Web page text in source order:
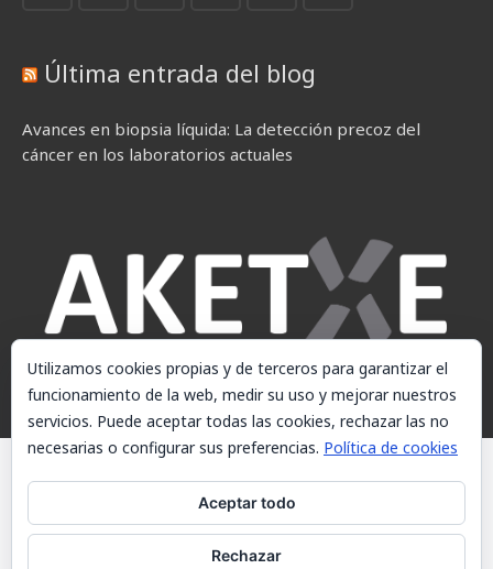
Última entrada del blog
Avances en biopsia líquida: La detección precoz del
cáncer en los laboratorios actuales
© AKETXE Consulting, S.L. - Este sitio web utiliza cookies, consulte
nuestra Política de cookies.
Utilizamos cookies propias y de terceros para garantizar el
funcionamiento de la web, medir su uso y mejorar nuestros
servicios. Puede aceptar todas las cookies, rechazar las no
necesarias o configurar sus preferencias. Política de cookies
Aceptar todo
Rechazar